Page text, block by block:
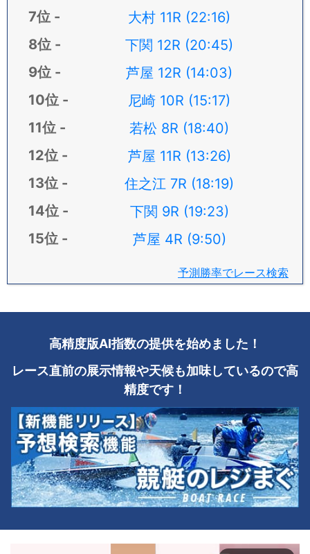
大村 11R (22:16)
下関 12R (20:45)
芦屋 12R (14:03)
尼崎 10R (15:17)
若松 8R (18:40)
芦屋 11R (13:26)
住之江 7R (18:19)
下関 9R (19:23)
芦屋 4R (9:50)
予測勝率でレース検索
高精度版AI指数の提供を始めました！
レース直前の展示情報や天候も加味しているので高
精度です！